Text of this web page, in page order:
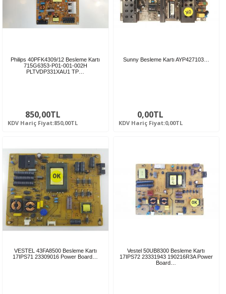
Philips 40PFK4309/12 Besleme Kartı
715G6353-P01-001-002H
PLTVDP331XAU1 TP…
850,00TL
KDV Hariç Fiyat:850,00TL
Sunny Besleme Kartı AYP427103…
0,00TL
KDV Hariç Fiyat:0,00TL
VESTEL 43FA8500 Besleme Kartı
17IPS71 23309016 Power Board…
Vestel 50UB8300 Besleme Kartı
17IPS72 23331943 190216R3A Power
Board…